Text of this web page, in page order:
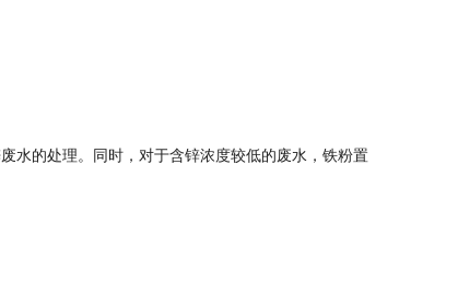
的处理。同时，对于含锌浓度较低的废水，铁粉置